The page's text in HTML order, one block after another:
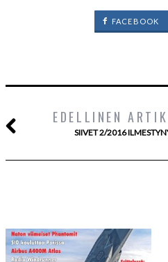
FACEBOOK
EDELLINEN
SIIVET 2/2016